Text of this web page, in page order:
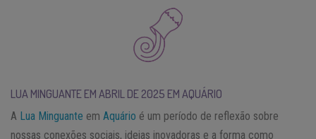
LUA MINGUANTE EM ABRIL DE 2025 EM AQUÁRIO
A Lua Minguante em Aquário é um período de reflexão sobre
nossas conexões sociais, ideias inovadoras e a forma como